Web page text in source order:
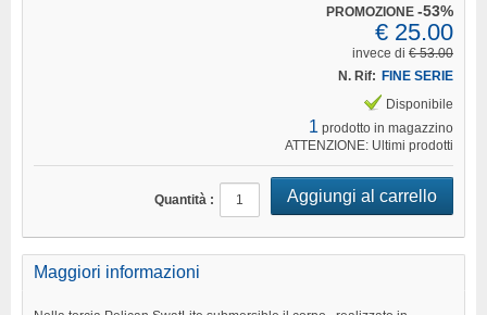
PROMOZIONE -53%
€ 25.00
invece di € 53.00
N. Rif: FINE SERIE
Disponibile
1 prodotto in magazzino
ATTENZIONE: Ultimi prodotti
Quantità :
Maggiori informazioni